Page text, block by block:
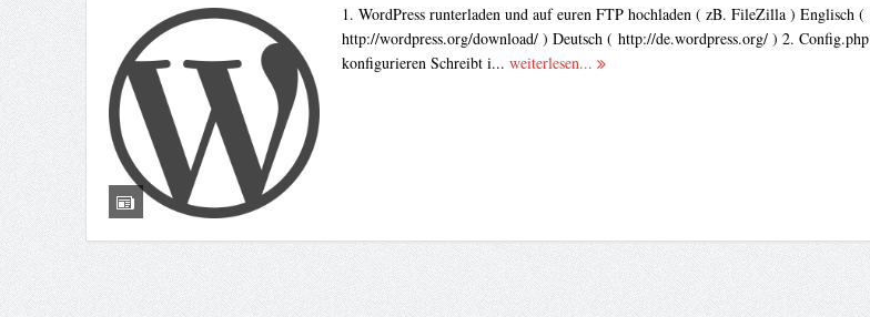
1. WordPress runterladen und auf euren FTP hochladen ( zB. FileZilla ) Englisch (
http://wordpress.org/download/ ) Deutsch ( http://de.wordpress.org/ ) 2. Config.php
konfigurieren Schreibt i... weiterlesen...